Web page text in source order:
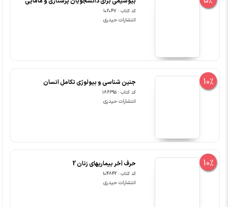
کد کتاب : 102047
انتشارات حیدری
10% جنین شناسی و بیولوژی تکامل انسان
کد کتاب : 186695
انتشارات حیدری
10% حرف آخر بیماریهای زنان 2
کد کتاب : 104842
انتشارات حیدری